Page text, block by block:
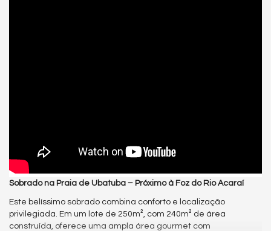
Sobrado na Praia de Ubatuba – Próximo à Foz do Rio Acaraí
Este belíssimo sobrado combina conforto e localização
privilegiada. Em um lote de 250m², com 240m² de área
construída, oferece uma ampla área gourmet com